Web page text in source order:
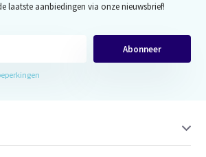
laatste aanbiedingen via onze nieuwsbrief!
Abonneer